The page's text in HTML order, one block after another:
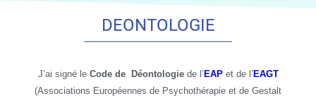
DEONTOLOGIE
J’ai signé le Code de Déontologiede l’ EAPet de l’ EAGT
(Associations Européennes de Psychothérapie et de Gestalt